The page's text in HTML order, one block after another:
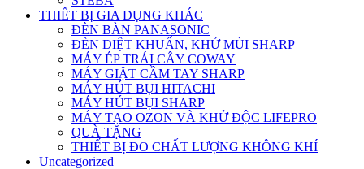
THIẾT BỊ GIA DỤNG KHÁC
ĐÈN BÀN PANASONIC
ĐÈN DIỆT KHUẨN, KHỬ MÙI SHARP
MÁY ÉP TRÁI CÂY COWAY
MÁY GIẶT CẦM TAY SHARP
MÁY HÚT BỤI HITACHI
MÁY HÚT BỤI SHARP
MÁY TẠO OZON VÀ KHỬ ĐỘC LIFEPRO
QUÀ TẶNG
THIẾT BỊ ĐO CHẤT LƯỢNG KHÔNG KHÍ
Uncategorized